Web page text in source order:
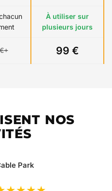
À utiliser sur
plusieurs jours
99 €
NOS
Park